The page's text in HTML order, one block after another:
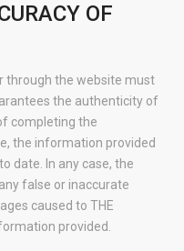
OF
through the website must
the authenticity of
completing the
the information provided
date. In any case, the
false or inaccurate
caused to THE
provided.